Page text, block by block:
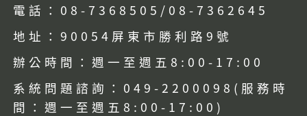
電話：08-7368505/08-7362645
地址：90054屏東市勝利路9號
辦公時間：週一至週五8:00-17:00
系統問題諮詢：049-2200098(服務時
間：週一至週五8:00-17:00)